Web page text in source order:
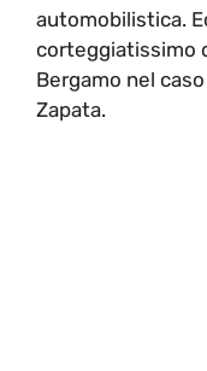
automobilistica.
corteggiatissimo
Bergamo nel
Zapata.